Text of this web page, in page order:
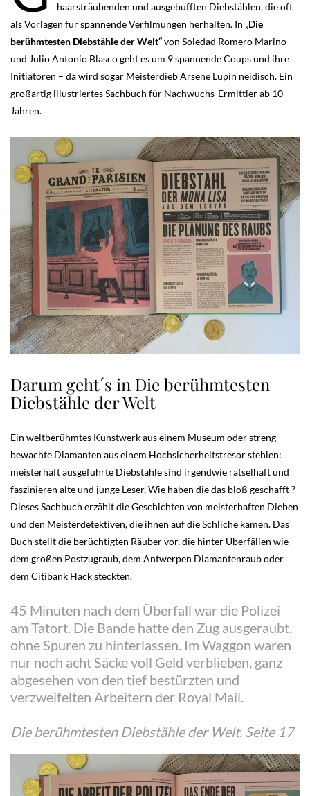
haarsträubenden und ausgebufften Diebstählen, die oft
als Vorlagen für spannende Verfilmungen herhalten. In „Die
berühmtesten Diebstähle der Welt“von Soledad Romero Marino
und Julio Antonio Blasco geht es um 9 spannende Coups und ihre
Initiatoren – da wird sogar Meisterdieb Arsene Lupin neidisch. Ein
großartig illustriertes Sachbuch für Nachwuchs-Ermittler ab 10
Jahren.
Darum geht´s in Die berühmtesten
Diebstähle der Welt
Ein weltberühmtes Kunstwerk aus einem Museum oder streng
bewachte Diamanten aus einem Hochsicherheitstresor stehlen:
meisterhaft ausgeführte Diebstähle sind irgendwie rätselhaft und
faszinieren alte und junge Leser. Wie haben die das bloß geschafft ?
Dieses Sachbuch erzählt die Geschichten von meisterhaften Dieben
und den Meisterdetektiven, die ihnen auf die Schliche kamen. Das
Buch stellt die berüchtigten Räuber vor, die hinter Überfällen wie
dem großen Postzugraub, dem Antwerpen Diamantenraub oder
dem Citibank Hack steckten.
45 Minuten nach dem Überfall war die Polizei
am Tatort. Die Bande hatte den Zug ausgeraubt,
ohne Spuren zu hinterlassen. Im Waggon waren
nur noch acht Säcke voll Geld verblieben, ganz
abgesehen von den tief bestürzten und
verzweifelten Arbeitern der Royal Mail.
Die berühmtesten Diebstähle der Welt, Seite 17